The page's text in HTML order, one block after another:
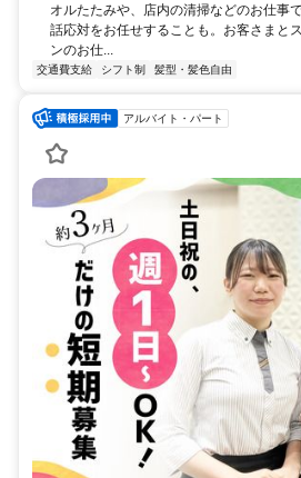
オルたたみや、店内の清掃などのお仕事
話応対をお任せすることも。お客さまと
ンのお仕...
交通費支給 シフト制 髪型・髪色自由
アルバイト・パート